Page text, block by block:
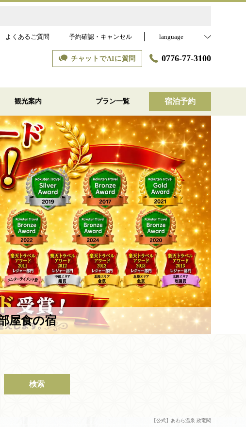
よくあるご質問 予約確認・キャンセル language
チャットでAIに質問 0776-77-3100
観光案内 プラン一覧 宿泊予約
屋食の宿
検索
【公式】あわら温泉 政竜閣